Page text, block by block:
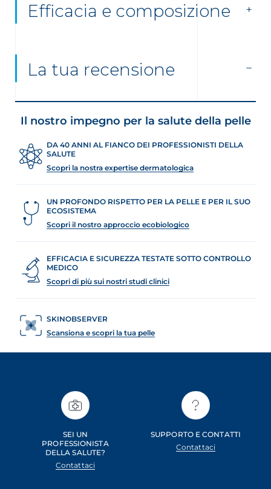
Efficacia e composizione
La tua recensione
Il nostro impegno per la salute della pelle
DA 40 ANNI AL FIANCO DEI PROFESSIONISTI DELLA
SALUTE
Scopri la nostra expertise dermatologica
UN PROFONDO RISPETTO PER LA PELLE E PER IL SUO
ECOSISTEMA
Scopri il nostro approccio ecobiologico
EFFICACIA E SICUREZZA TESTATE SOTTO CONTROLLO
MEDICO
Scopri di più sui nostri studi clinici
SKINOBSERVER
Scansiona e scopri la tua pelle
SEI UN
PROFESSIONISTA
DELLA SALUTE?
Contattaci
SUPPORTO E CONTATTI
Contattaci